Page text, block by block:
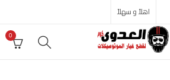
اهلاً و سهلاً
0